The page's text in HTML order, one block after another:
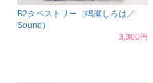
B2タペストリー（鳴瀬しろは／
Sound）
3,300円